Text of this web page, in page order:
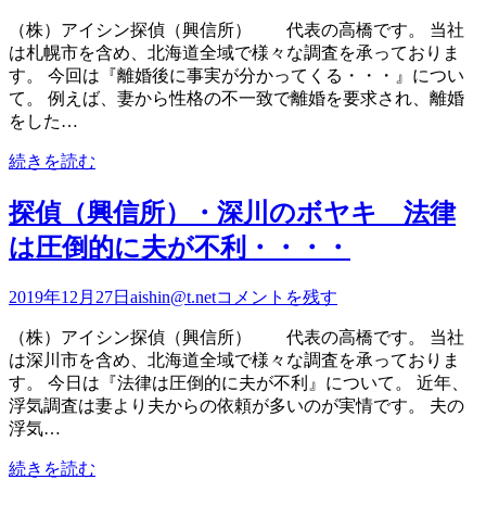
（株）アイシン探偵（興信所） 代表の高橋です。 当社
は札幌市を含め、北海道全域で様々な調査を承っておりま
す。 今回は『離婚後に事実が分かってくる・・・』につい
て。 例えば、妻から性格の不一致で離婚を要求され、離婚
をした…
続きを読む
探偵（興信所）・深川のボヤキ 法律
は圧倒的に夫が不利・・・・
2019年12月27日 aishin@t.netコメントを残す
（株）アイシン探偵（興信所） 代表の高橋です。 当社
は深川市を含め、北海道全域で様々な調査を承っておりま
す。 今日は『法律は圧倒的に夫が不利』について。 近年、
浮気調査は妻より夫からの依頼が多いのが実情です。 夫の
浮気…
続きを読む